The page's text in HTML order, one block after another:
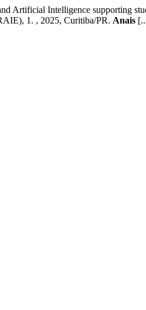
Artificial Intelligence supporting
1. , 2025, Curitiba/PR. Anais